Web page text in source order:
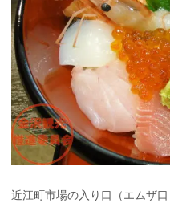
近江町市場の入り口（エムザ